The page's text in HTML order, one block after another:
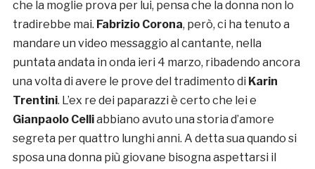
che la moglie prova per lui, pensa che la donna non lo
tradirebbe mai. Fabrizio Corona, però, ci ha tenuto a
mandare un video messaggio al cantante, nella
puntata andata in onda ieri 4 marzo, ribadendo ancora
una volta di avere le prove del tradimento di Karin
Trentini. L’ex re dei paparazzi è certo che lei e
Gianpaolo Celliabbiano avuto una storia d’amore
segreta per quattro lunghi anni. A detta sua quando si
sposa una donna più giovane bisogna aspettarsi il